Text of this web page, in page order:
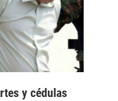
y cédulas